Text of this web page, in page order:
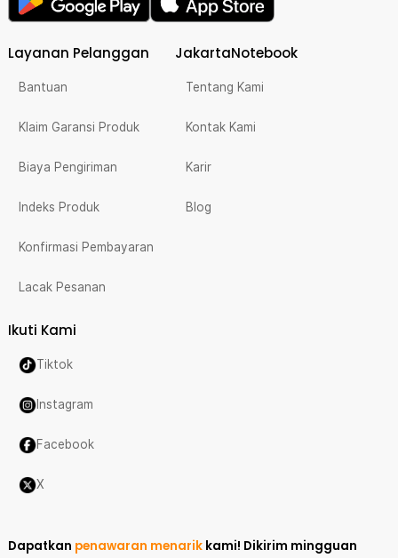
Layanan Pelanggan
Bantuan
Klaim Garansi Produk
Biaya Pengiriman
Indeks Produk
Konfirmasi Pembayaran
Lacak Pesanan
JakartaNotebook
Tentang Kami
Kontak Kami
Karir
Blog
Ikuti Kami
Tiktok
Instagram
Facebook
X
Dapatkan penawaran menarik kami! Dikirim mingguan